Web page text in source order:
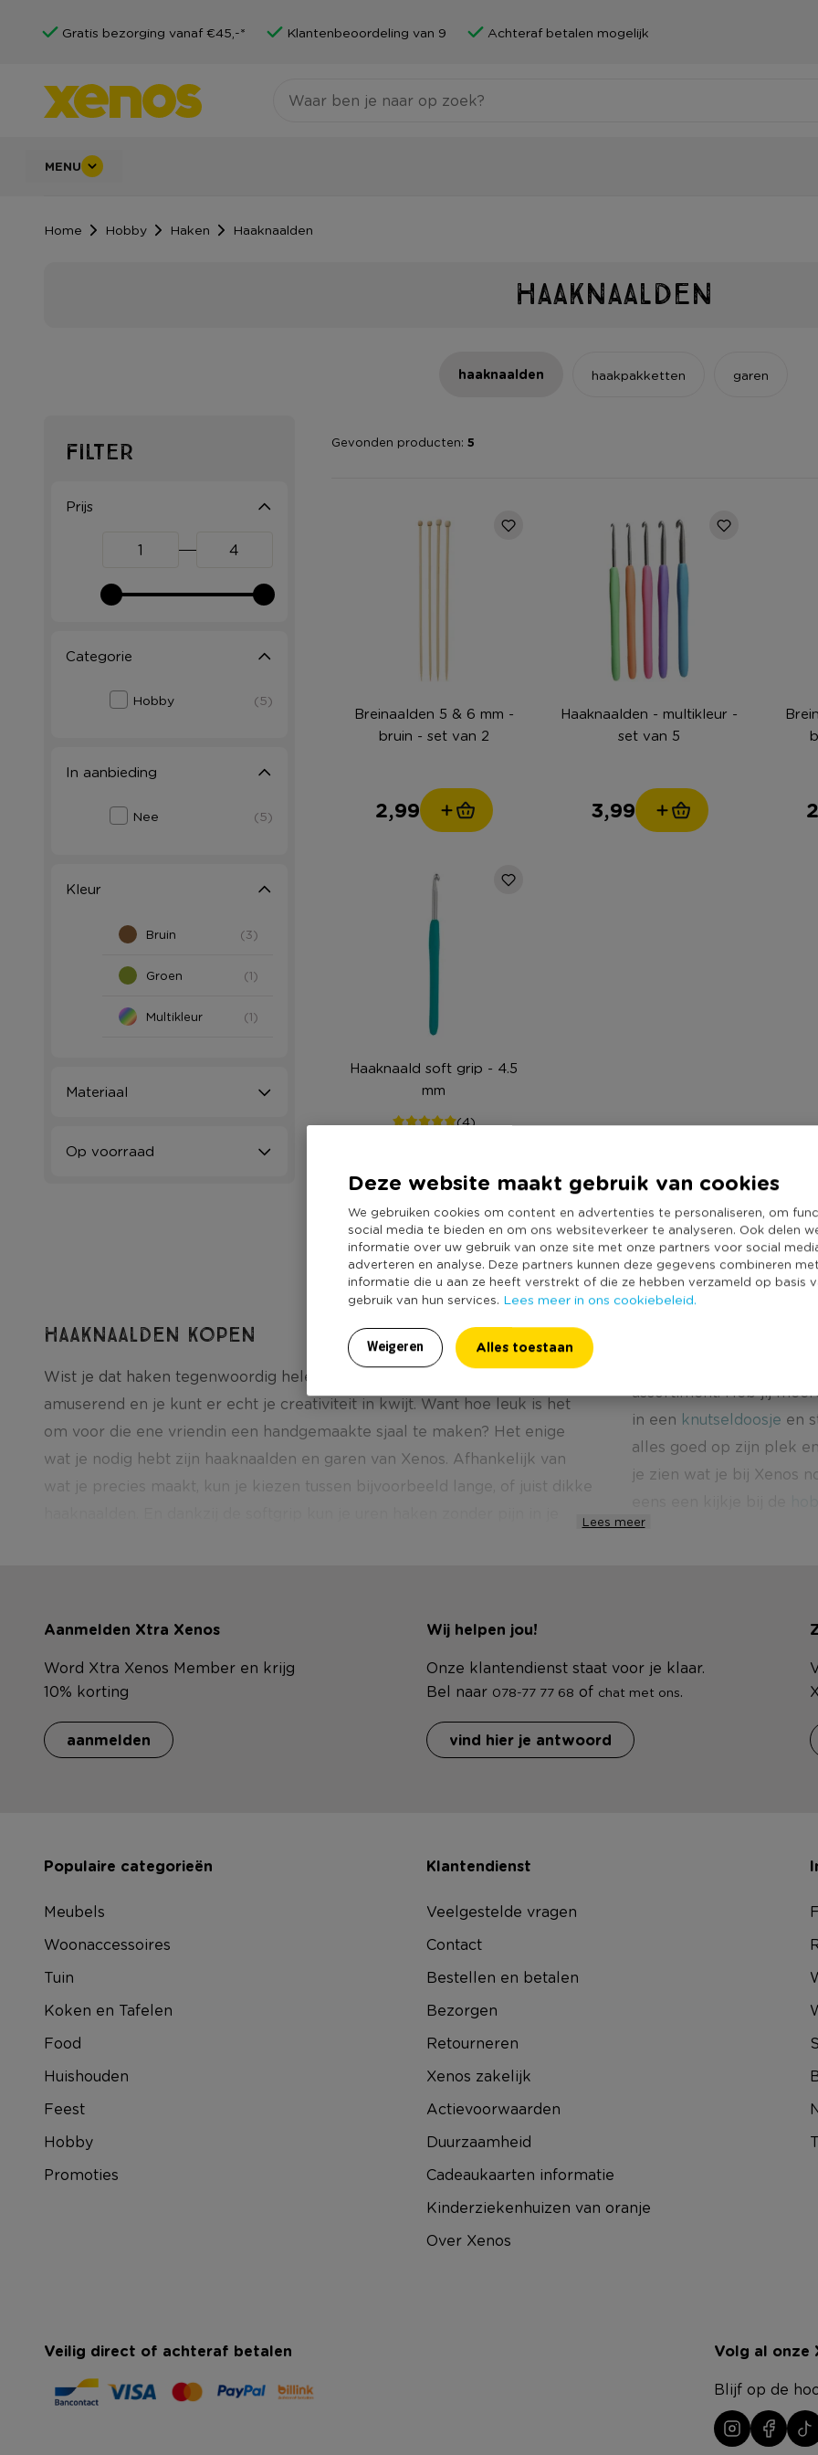
Deze website maakt gebruik van cookies
We gebruiken cookies om content en advertenties te personaliseren, om
social media te bieden en om ons websiteverkeer te analyseren. Ook delen
informatie over uw gebruik van onze site met onze partners voor social
adverteren en analyse. Deze partners kunnen deze gegevens combineren
informatie die u aan ze heeft verstrekt of die ze hebben verzameld op basis
gebruik van hun services. Lees meer in ons cookiebeleid.
Weigeren Alles toestaan
Gratis bezorging vanaf €45,-* Klantenbeoordeling van 9 Achteraf betalen mogelijk
MENU
Home Hobby Haken Haaknaalden
Haaknaalden
haaknaalden haakpakketten garen
Filter
Prijs
Categorie
Hobby (5)
In aanbieding
Nee (5)
Kleur
Bruin (3)
Groen (1)
Multikleur (1)
Materiaal
Op voorraad
Gevonden producten: 5
Breinaalden 5 & 6 mm -
bruin - set van 2
2,99
Haaknaalden - multikleur -
set van 5
3,99
Haaknaald soft grip - 4.5
mm
(4)
Haaknaalden kopen
Wist je dat haken tegenwoordig helemaal hip is? Het is rustgevend,
amuserend en je kunt er echt je creativiteit in kwijt. Want hoe leuk is het
om voor die ene vriendin een handgemaakte sjaal te maken? Het enige
wat je nodig hebt zijn haaknaalden en garen van Xenos. Afhankelijk van
wat je precies maakt, kun je kiezen tussen bijvoorbeeld lange, of juist dikke
handen te krijgen.
zoals lila of blauw.
assortiment. Heb jij
in een knutseldoosje en
alles goed op zijn plek
je zien wat je bij Xenos
Lees meer
Aanmelden Xtra Xenos
Word Xtra Xenos Member en krijg
10% korting
aanmelden
Wij helpen jou!
Onze klantendienst staat voor je klaar.
Bel naar 078-77 77 68 of chat met ons.
vind hier je antwoord
Populaire categorieën
Meubels
Woonaccessoires
Tuin
Koken en Tafelen
Food
Huishouden
Feest
Hobby
Promoties
Klantendienst
Veelgestelde vragen
Contact
Bestellen en betalen
Bezorgen
Retourneren
Xenos zakelijk
Actievoorwaarden
Duurzaamheid
Cadeaukaarten informatie
Kinderziekenhuizen van oranje
Over Xenos
Veilig direct of achteraf betalen Volg al onze
Blijf op de